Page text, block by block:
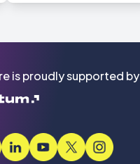
is proudly supported by